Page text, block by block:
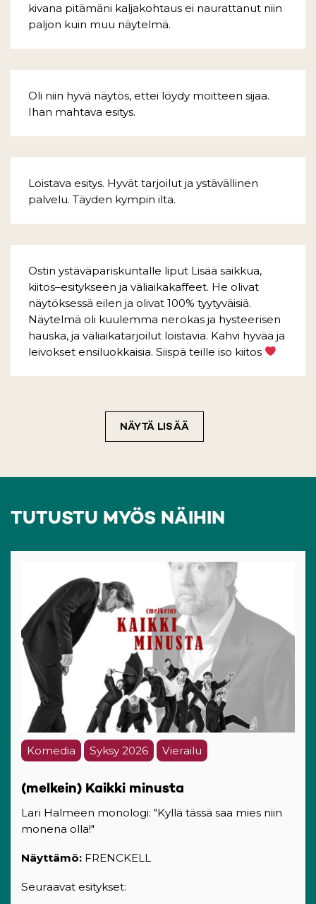
kivana pitämäni kaljakohtaus ei naurattanut niin
paljon kuin muu näytelmä.
Oli niin hyvä näytös, ettei löydy moitteen sijaa.
Ihan mahtava esitys.
Loistava esitys. Hyvät tarjoilut ja ystävällinen
palvelu. Täyden kympin ilta.
Ostin ystäväpariskuntalle liput Lisää saikkua,
kiitos–esitykseen ja väliaikakaffeet. He olivat
näytöksessä eilen ja olivat 100% tyytyväisiä.
Näytelmä oli kuulemma nerokas ja hysteerisen
hauska, ja väliaikatarjoilut loistavia. Kahvi hyvää ja
leivokset ensiluokkaisia. Siispä teille iso kiitos
NÄYTÄ LISÄÄ
TUTUSTU MYÖS NÄIHIN
Komedia Syksy 2026 Vierailu
(melkein) Kaikki minusta
Lari Halmeen monologi: "Kyllä tässä saa mies niin
monena olla!"
Näyttämö: FRENCKELL
Seuraavat esitykset: